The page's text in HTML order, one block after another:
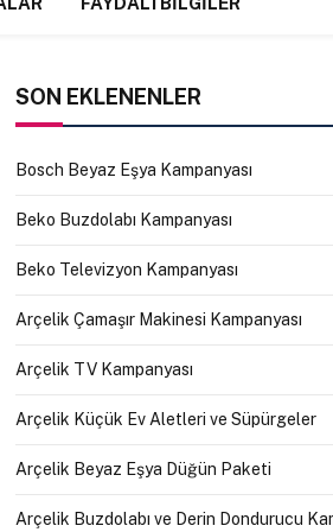
SON EKLENENLER
Bosch Beyaz Eşya Kampanyası
Beko Buzdolabı Kampanyası
Beko Televizyon Kampanyası
Arçelik Çamaşır Makinesi Kampanyası
Arçelik TV Kampanyası
Arçelik Küçük Ev Aletleri ve Süpürgeler
Arçelik Beyaz Eşya Düğün Paketi
Arçelik Buzdolabı ve Derin Dondurucu